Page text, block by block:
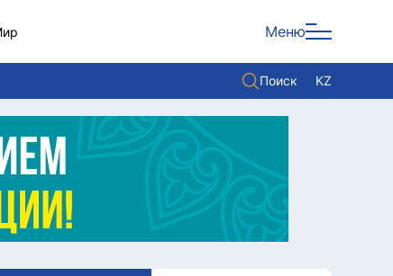
Меню
Поиск KZ
Политика
Экономика
Культура